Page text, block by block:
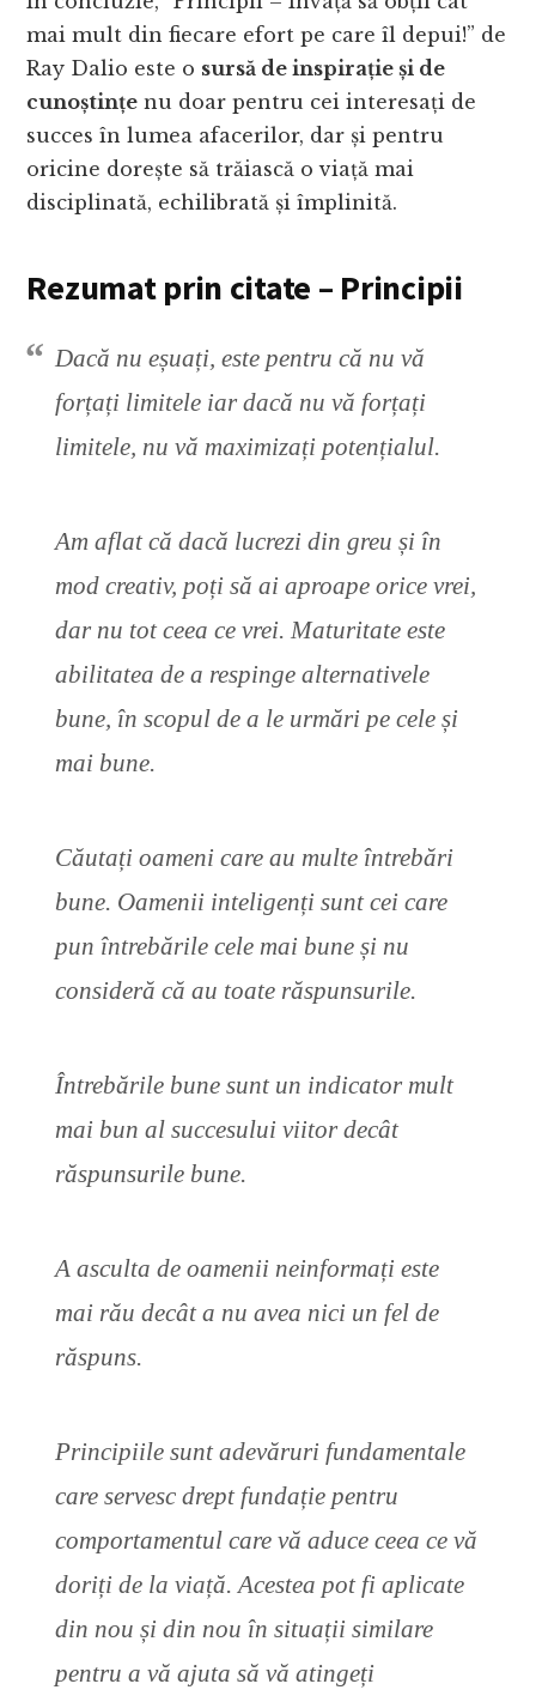
mai mult din fiecare efort pe care îl depui!” de
Ray Dalio este o sursă de inspirație și de
cunoștințe nu doar pentru cei interesați de
succes în lumea afacerilor, dar și pentru
oricine dorește să trăiască o viață mai
disciplinată, echilibrată și împlinită.
Rezumat prin citate – Principii
Dacă nu eșuați, este pentru că nu vă
forțați limitele iar dacă nu vă forțați
limitele, nu vă maximizați potențialul.
Am aflat că dacă lucrezi din greu și în
mod creativ, poți să ai aproape orice vrei,
dar nu tot ceea ce vrei. Maturitate este
abilitatea de a respinge alternativele
bune, în scopul de a le urmări pe cele și
mai bune.
Căutați oameni care au multe întrebări
bune. Oamenii inteligenți sunt cei care
pun întrebările cele mai bune și nu
consideră că au toate răspunsurile.
Întrebările bune sunt un indicator mult
mai bun al succesului viitor decât
răspunsurile bune.
A asculta de oamenii neinformați este
mai rău decât a nu avea nici un fel de
răspuns.
Principiile sunt adevăruri fundamentale
care servesc drept fundație pentru
comportamentul care vă aduce ceea ce vă
doriți de la viață. Acestea pot fi aplicate
din nou și din nou în situații similare
pentru a vă ajuta să vă atingeți